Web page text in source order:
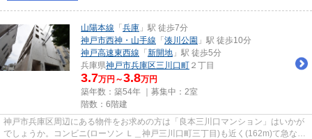
山陽本線 「 兵庫 」駅 徒歩7分
神戸市西神・山手線 「 湊川公園 」駅 徒歩10分
神戸高速東西線 「 新開地 」駅 徒歩5分
兵庫県神戸市兵庫区三川口町 ２丁目
3.7万円～3.8万円
築年数：築54年 ｜募集中： 2室
階数：6階建
神戸市兵庫区周辺にある物件をお求めの方は「良本三川口マンション」はいかが
でしょうか。コンビニ(ローソン Ｌ＿神戸三川口町三丁目)も近く(162m)て急な買